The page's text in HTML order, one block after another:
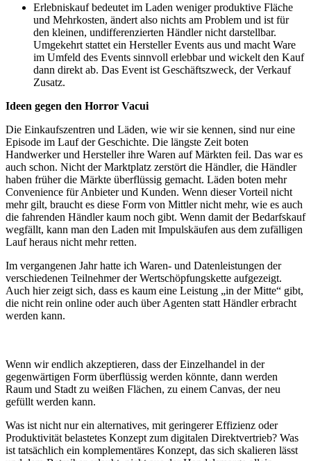
Erlebniskauf bedeutet im Laden weniger produktive Fläche
und Mehrkosten, ändert also nichts am Problem und ist für
den kleinen, undifferenzierten Händler nicht darstellbar.
Umgekehrt stattet ein Hersteller Events aus und macht Ware
im Umfeld des Events sinnvoll erlebbar und wickelt den Kauf
dann direkt ab. Das Event ist Geschäftszweck, der Verkauf
Zusatz.
Ideen gegen den Horror Vacui
Die Einkaufszentren und Läden, wie wir sie kennen, sind nur eine
Episode im Lauf der Geschichte. Die längste Zeit boten
Handwerker und Hersteller ihre Waren auf Märkten feil. Das war es
auch schon. Nicht der Marktplatz zerstört die Händler, die Händler
haben früher die Märkte überflüssig gemacht. Läden boten mehr
Convenience für Anbieter und Kunden. Wenn dieser Vorteil nicht
mehr gilt, braucht es diese Form von Mittler nicht mehr, wie es auch
die fahrenden Händler kaum noch gibt. Wenn damit der Bedarfskauf
wegfällt, kann man den Laden mit Impulskäufen aus dem zufälligen
Lauf heraus nicht mehr retten.
Im vergangenen Jahr hatte ich Waren- und Datenleistungen der
verschiedenen Teilnehmer der Wertschöpfungskette aufgezeigt.
Auch hier zeigt sich, dass es kaum eine Leistung „in der Mitte“ gibt,
die nicht rein online oder auch über Agenten statt Händler erbracht
werden kann.
Wenn wir endlich akzeptieren, dass der Einzelhandel in der
gegenwärtigen Form überflüssig werden könnte, dann werden
Raum und Stadt zu weißen Flächen, zu einem Canvas, der neu
gefüllt werden kann.
Was ist nicht nur ein alternatives, mit geringerer Effizienz oder
Produktivität belastetes Konzept zum digitalen Direktvertrieb? Was
ist tatsächlich ein komplementäres Konzept, das sich skalieren lässt